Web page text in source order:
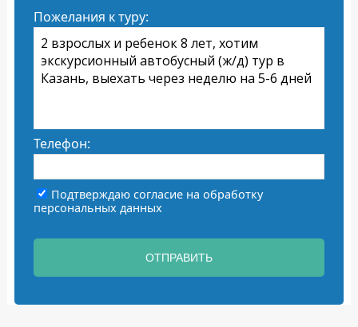
Пожелания к туру:
Телефон:
Подтверждаю согласие наобработку
персональных данных
ОТПРАВИТЬ